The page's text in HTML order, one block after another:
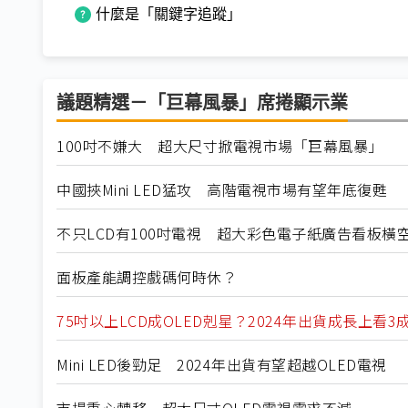
什麼是「關鍵字追蹤」
議題精選－「巨幕風暴」席捲顯示業
100吋不嫌大 超大尺寸掀電視市場「巨幕風暴」
中國挾Mini LED猛攻 高階電視市場有望年底復甦
不只LCD有100吋電視 超大彩色電子紙廣告看板橫
面板產能調控戲碼何時休？
75吋以上LCD成OLED剋星？2024年出貨成長上看3
Mini LED後勁足 2024年出貨有望超越OLED電視